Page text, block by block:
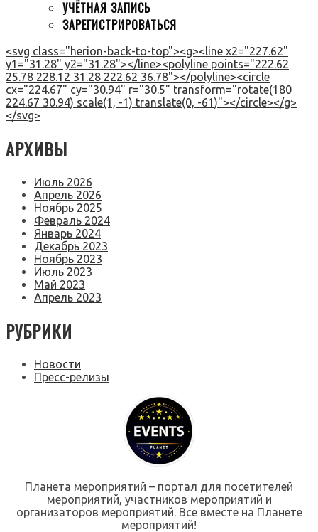
УЧЁТНАЯ ЗАПИСЬ
ЗАРЕГИСТРИРОВАТЬСЯ
<svg class="herion-back-to-top"><g><line x2="227.62"
y1="31.28" y2="31.28"></line><polyline points="222.62
25.78 228.12 31.28 222.62 36.78"></polyline><circle
cx="224.67" cy="30.94" r="30.5" transform="rotate(180
224.67 30.94) scale(1, -1) translate(0, -61)"></circle></g>
</svg>
АРХИВЫ
Июль 2026
Апрель 2026
Ноябрь 2025
Февраль 2024
Январь 2024
Декабрь 2023
Ноябрь 2023
Июль 2023
Май 2023
Апрель 2023
РУБРИКИ
Новости
Пресс-релизы
Планета мероприятий – портал для посетителей
мероприятий, участников мероприятий и
организаторов мероприятий. Все вместе на Планете
мероприятий!